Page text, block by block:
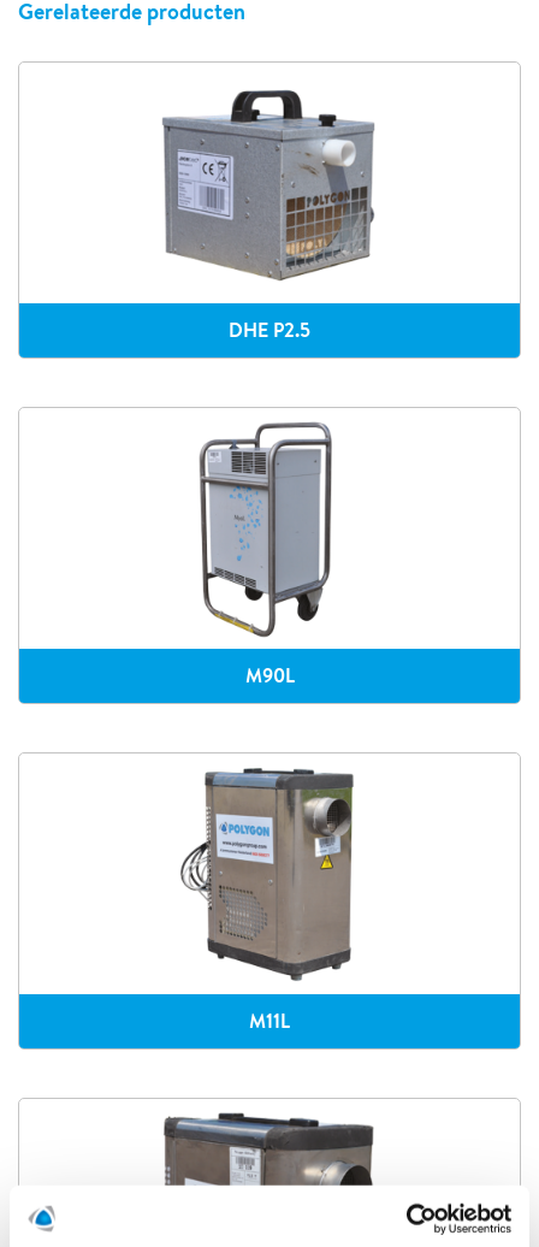
Gerelateerde producten
DHE P2.5
M90L
M11L